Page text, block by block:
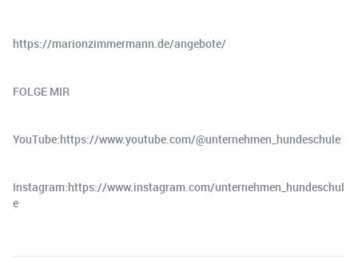
https://marionzimmermann.de/angebote/
FOLGE MIR
YouTube:https://www.youtube.com/@unternehmen_hundeschule
Instagram:https://www.instagram.com/unternehmen_hundeschul
e